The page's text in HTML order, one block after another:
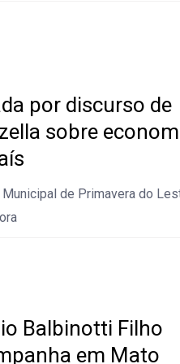
por discurso de
sobre
de Primavera do
Balbinotti Filho
em Mato